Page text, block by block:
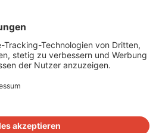
und Dienstleistungen im
und Speicher. Das
Komplettsysteme an und
von der Planung
Übergabe von
Eigenheime, Gewerbe und